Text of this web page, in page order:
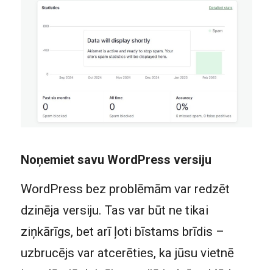
Noņemiet savu WordPress versiju
WordPress bez problēmām var redzēt
dzinēja versiju. Tas var būt ne tikai
ziņkārīgs, bet arī ļoti bīstams brīdis –
uzbrucējs var atcerēties, ka jūsu vietnē